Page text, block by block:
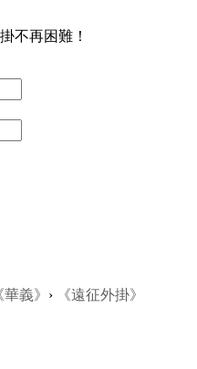
不再困難！
華義》 › 《遠征外掛》